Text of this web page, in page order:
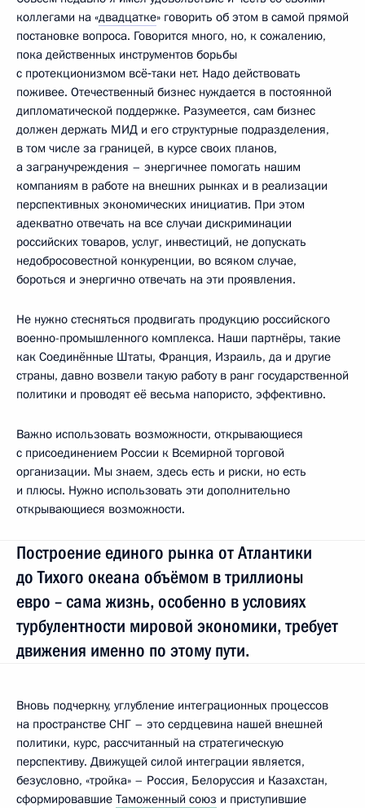
коллегами на «двадцатке» говорить об этом в самой прямой
постановке вопроса. Говорится много, но, к сожалению,
пока действенных инструментов борьбы
с протекционизмом всё‑таки нет. Надо действовать
поживее. Отечественный бизнес нуждается в постоянной
дипломатической поддержке. Разумеется, сам бизнес
должен держать МИД и его структурные подразделения,
в том числе за границей, в курсе своих планов,
а загранучреждения – энергичнее помогать нашим
компаниям в работе на внешних рынках и в реализации
перспективных экономических инициатив. При этом
адекватно отвечать на все случаи дискриминации
российских товаров, услуг, инвестиций, не допускать
недобросовестной конкуренции, во всяком случае,
бороться и энергично отвечать на эти проявления.
Не нужно стесняться продвигать продукцию российского
военно-промышленного комплекса. Наши партнёры, такие
как Соединённые Штаты, Франция, Израиль, да и другие
страны, давно возвели такую работу в ранг государственной
политики и проводят её весьма напористо, эффективно.
Важно использовать возможности, открывающиеся
с присоединением России к Всемирной торговой
организации. Мы знаем, здесь есть и риски, но есть
и плюсы. Нужно использовать эти дополнительно
открывающиеся возможности.
Построение единого рынка от Атлантики
до Тихого океана объёмом в триллионы
евро – сама жизнь, особенно в условиях
турбулентности мировой экономики, требует
движения именно по этому пути.
Вновь подчеркну, углубление интеграционных процессов
на пространстве СНГ – это сердцевина нашей внешней
политики, курс, рассчитанный на стратегическую
перспективу. Движущей силой интеграции является,
безусловно, «тройка» – Россия, Белоруссия и Казахстан,
сформировавшие Таможенный союз и приступившие